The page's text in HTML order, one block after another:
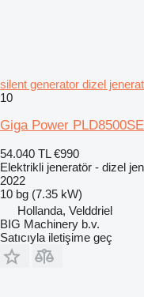
silent generator dizel
10
Giga Power
54.040 TL €990
Elektrikli jeneratör - dizel
2022
10 bg (7.35 kW)
Hollanda, Velddriel
BIG Machinery b.v.
Satıcıyla iletişime geç